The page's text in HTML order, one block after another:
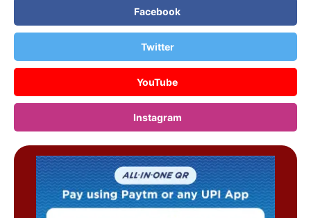
Facebook
Twitter
YouTube
Instagram